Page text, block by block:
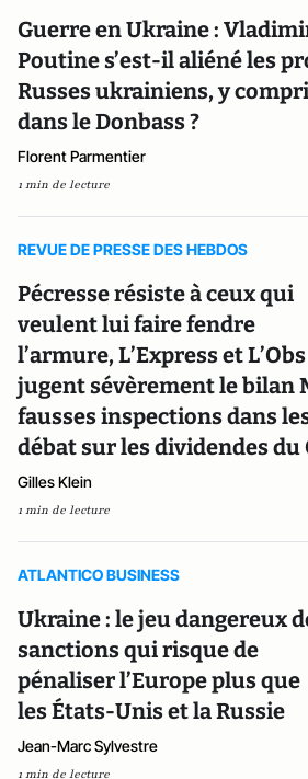
Guerre en Ukraine :
Poutine s’est-il aliéné les
Russes ukrainiens, y
dans le Donbass ?
Florent Parmentier
1 min de lecture
REVUE DE PRESSE DES HEBDOS
Pécresse résiste à ceux qui
veulent lui faire fendre
l’armure, L’Express et L’Obs
jugent sévèrement le bilan
fausses inspections dans
débat sur les dividendes du
Gilles Klein
1 min de lecture
ATLANTICO BUSINESS
Ukraine : le jeu dangereux
sanctions qui risque de
pénaliser l’Europe plus que
les États-Unis et la Russie
Jean-Marc Sylvestre
1 min de lecture